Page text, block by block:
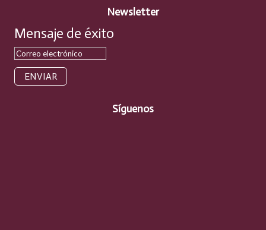
Newsletter
Mensaje de éxito
ENVIAR
Síguenos